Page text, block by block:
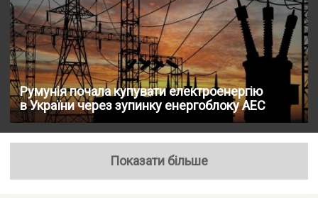
Румунія почала купувати електроенергію
в України через зупинку енергоблоку АЕС
Показати більше